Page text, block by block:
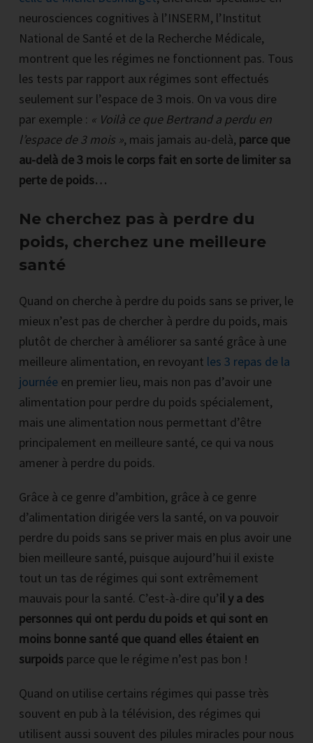
neurosciences cognitives à l’INSERM, l’Institut
National de Santé et de la Recherche Médicale,
montrent que les régimes ne fonctionnent pas. Tous
les tests par rapport aux régimes sont effectués
seulement sur l’espace de 3 mois. On va vous dire
par exemple : « Voilà ce que Bertrand a perdu en
l’espace de 3 mois », mais jamais au-delà, parce que
au-delà de 3 mois le corps fait en sorte de limiter sa
perte de poids…
Ne cherchez pas à perdre du
poids, cherchez une meilleure
santé
Quand on cherche à perdre du poids sans se priver, le
mieux n’est pas de chercher à perdre du poids, mais
plutôt de chercher à améliorer sa santé grâce à une
meilleure alimentation, en revoyant les 3 repas de la
journée en premier lieu, mais non pas d’avoir une
alimentation pour perdre du poids spécialement,
mais une alimentation nous permettant d’être
principalement en meilleure santé, ce qui va nous
amener à perdre du poids.
Grâce à ce genre d’ambition, grâce à ce genre
d’alimentation dirigée vers la santé, on va pouvoir
perdre du poids sans se priver mais en plus avoir une
bien meilleure santé, puisque aujourd’hui il existe
tout un tas de régimes qui sont extrêmement
mauvais pour la santé. C’est-à-dire qu’il y a des
personnes qui ont perdu du poids et qui sont en
moins bonne santé que quand elles étaient en
surpoids parce que le régime n’est pas bon !
Quand on utilise certains régimes qui passe très
souvent en pub à la télévision, des régimes qui
utilisent aussi souvent des pilules miracles pour nous